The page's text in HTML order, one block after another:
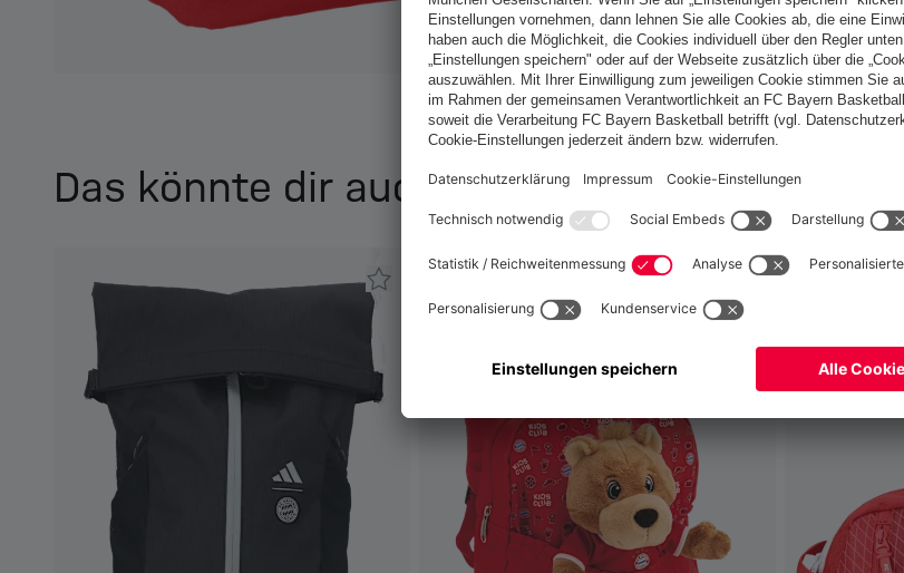
Das könnte dir auch gefallen
Möchtest du im StoreSchweizbleiben?
Ja,Schweiz, um dorthin zu liefern!